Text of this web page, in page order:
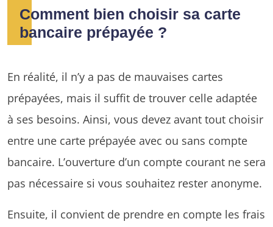
Comment bien choisir sa carte
bancaire prépayée ?
En réalité, il n’y a pas de mauvaises cartes
prépayées, mais il suffit de trouver celle adaptée
à ses besoins. Ainsi, vous devez avant tout choisir
entre une carte prépayée avec ou sans compte
bancaire. L’ouverture d’un compte courant ne sera
pas nécessaire si vous souhaitez rester anonyme.
Ensuite, il convient de prendre en compte les frais